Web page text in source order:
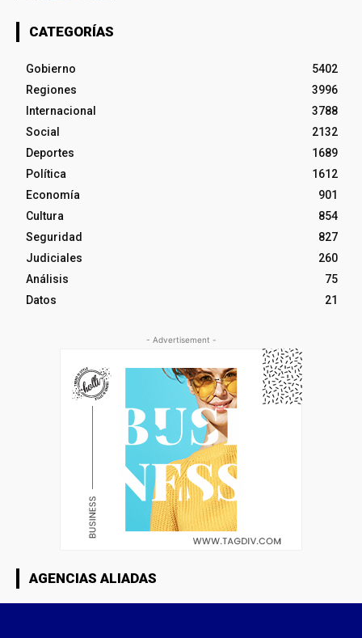
CATEGORÍAS
Gobierno
5402
Regiones
3996
Internacional
3788
Social
2132
Deportes
1689
Política
1612
Economía
901
Cultura
854
Seguridad
827
Judiciales
260
Análisis
75
Datos
21
- Advertisement -
AGENCIAS ALIADAS